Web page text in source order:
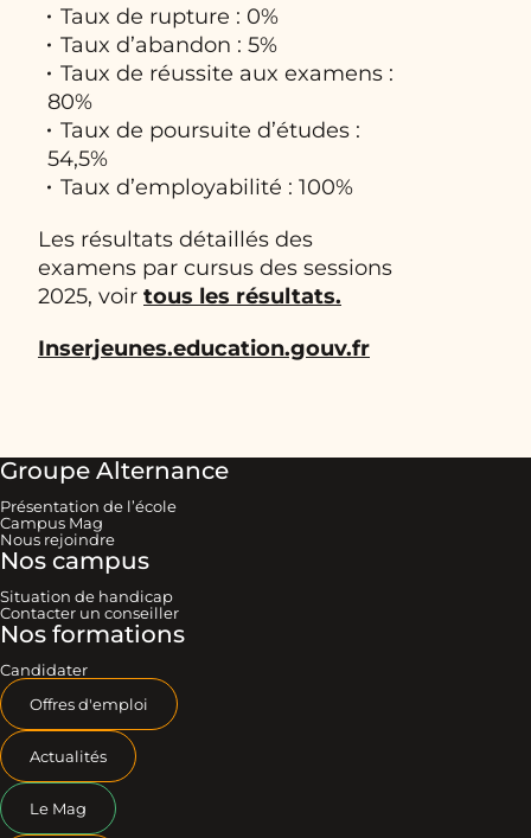
Taux de rupture : 0%
Taux d’abandon : 5%
Taux de réussite aux examens :
80%
Taux de poursuite d’études :
54,5%
Taux d’employabilité : 100%
Les résultats détaillés des
examens par cursus des sessions
2025, voir tous les résultats.
Inserjeunes.education.gouv.fr
Groupe Alternance
Présentation de l’école
Campus Mag
Nous rejoindre
Nos campus
Situation de handicap
Contacter un conseiller
Nos formations
Candidater
Offres d'emploi
Actualités
Le Mag